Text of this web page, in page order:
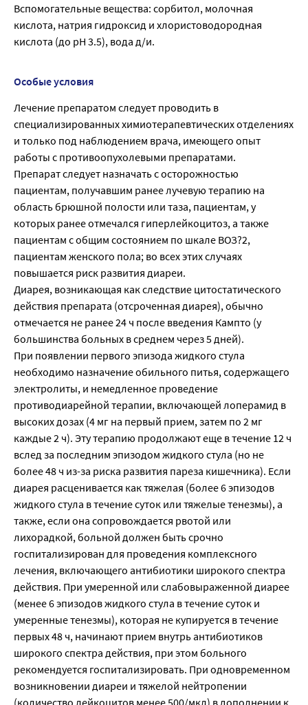
Вспомогательные вещества: сорбитол, молочная
кислота, натрия гидроксид и хлористоводородная
кислота (до pH 3.5), вода д/и.
Особые условия
Лечение препаратом следует проводить в
специализированных химиотерапевтических отделениях
и только под наблюдением врача, имеющего опыт
работы с противоопухолевыми препаратами.
Препарат следует назначать с осторожностью
пациентам, получавшим ранее лучевую терапию на
область брюшной полости или таза, пациентам, у
которых ранее отмечался гиперлейкоцитоз, а также
пациентам с общим состоянием по шкале ВОЗ?2,
пациентам женского пола; во всех этих случаях
повышается риск развития диареи.
Диарея, возникающая как следствие цитостатического
действия препарата (отсроченная диарея), обычно
отмечается не ранее 24 ч после введения Кампто (у
большинства больных в среднем через 5 дней).
При появлении первого эпизода жидкого стула
необходимо назначение обильного питья, содержащего
электролиты, и немедленное проведение
противодиарейной терапии, включающей лоперамид в
высоких дозах (4 мг на первый прием, затем по 2 мг
каждые 2 ч). Эту терапию продолжают еще в течение 12 ч
вслед за последним эпизодом жидкого стула (но не
более 48 ч из-за риска развития пареза кишечника). Если
диарея расценивается как тяжелая (более 6 эпизодов
жидкого стула в течение суток или тяжелые тенезмы), а
также, если она сопровождается рвотой или
лихорадкой, больной должен быть срочно
госпитализирован для проведения комплексного
лечения, включающего антибиотики широкого спектра
действия. При умеренной или слабовыраженной диарее
(менее 6 эпизодов жидкого стула в течение суток и
умеренные тенезмы), которая не купируется в течение
первых 48 ч, начинают прием внутрь антибиотиков
широкого спектра действия, при этом больного
рекомендуется госпитализировать. При одновременном
возникновении диареи и тяжелой нейтропении